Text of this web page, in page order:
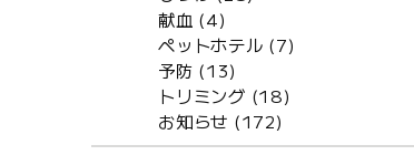
献血 (4)
ペットホテル (7)
予防 (13)
トリミング (18)
お知らせ (172)